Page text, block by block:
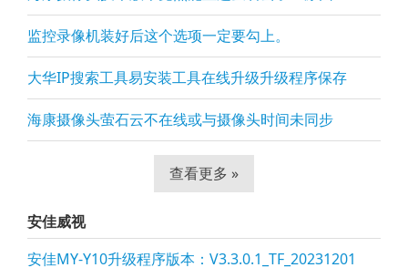
监控录像机装好后这个选项一定要勾上。
大华IP搜索工具易安装工具在线升级升级程序保存
海康摄像头萤石云不在线或与摄像头时间未同步
查看更多 »
安佳威视
安佳MY-Y10升级程序版本：V3.3.0.1_TF_20231201